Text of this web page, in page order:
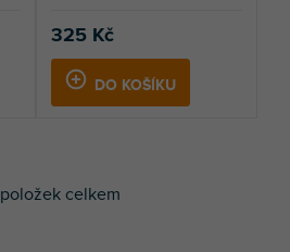
325 Kč
DO KOŠÍKU
O
položek celkem